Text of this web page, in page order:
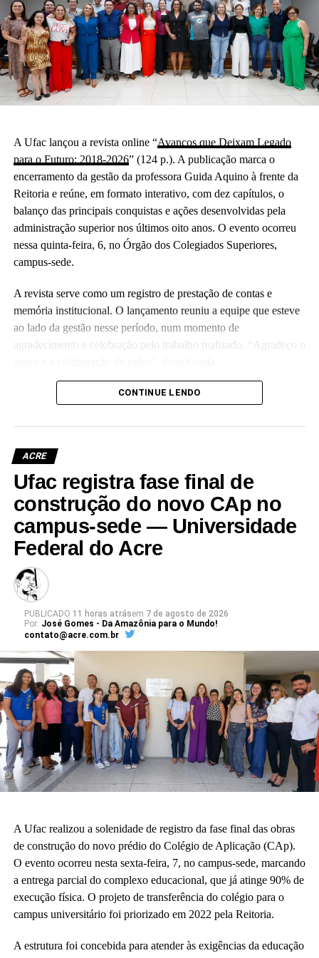
A Ufac lançou a revista online “Avanços que Deixam Legado
para o Futuro: 2018-2026” (124 p.). A publicação marca o
encerramento da gestão da professora Guida Aquino à frente da
Reitoria e reúne, em formato interativo, com dez capítulos, o
balanço das principais conquistas e ações desenvolvidas pela
administração superior nos últimos oito anos. O evento ocorreu
nessa quinta-feira, 6, no Órgão dos Colegiados Superiores,
campus-sede.
A revista serve como um registro de prestação de contas e
memória institucional. O lançamento reuniu a equipe que esteve
ao lado da gestão nesse período, num momento de
agradecimento e celebração pelo trabalho realizado. “Agradeço o
(Camila Barbosa, estagiária Ascom/Ufac)
Leia Mais: UFAC
CONTINUE LENDO
ACRE
Ufac registra fase final de
construção do novo CAp no
campus-sede — Universidade
Federal do Acre
PUBLICADO 11 horas atrásem 7 de agosto de 2026
Por: José Gomes - Da Amazônia para o Mundo!
contato@acre.com.br
A Ufac realizou a solenidade de registro da fase final das obras
de construção do novo prédio do Colégio de Aplicação (CAp).
O evento ocorreu nesta sexta-feira, 7, no campus-sede, marcando
a entrega parcial do complexo educacional, que já atinge 90% de
execução física. O projeto de transferência do colégio para o
campus universitário foi priorizado em 2022 pela Reitoria.
A estrutura foi concebida para atender às exigências da educação